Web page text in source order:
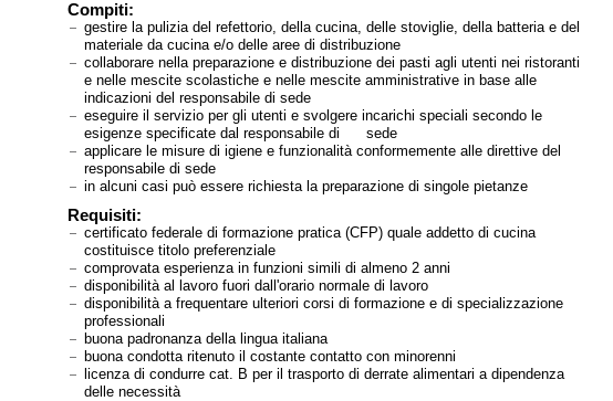
Compiti:
gestire la pulizia del refettorio, della cucina, delle stoviglie, della batteria e del
materiale da cucina e/o delle aree di distribuzione
collaborare nella preparazione e distribuzione dei pasti agli utenti nei ristoranti
e nelle mescite scolastiche e nelle mescite amministrative in base alle
indicazioni del responsabile di sede
eseguire il servizio per gli utenti e svolgere incarichi speciali secondo le
esigenze specificate dal responsabile di sede
applicare le misure di igiene e funzionalità conformemente alle direttive del
responsabile di sede
in alcuni casi può essere richiesta la preparazione di singole pietanze
Requisiti:
certificato federale di formazione pratica (CFP) quale addetto di cucina
costituisce titolo preferenziale
comprovata esperienza in funzioni simili di almeno 2 anni
disponibilità al lavoro fuori dall'orario normale di lavoro
disponibilità a frequentare ulteriori corsi di formazione e di specializzazione
professionali
buona padronanza della lingua italiana
buona condotta ritenuto il costante contatto con minorenni
licenza di condurre cat. B per il trasporto di derrate alimentari a dipendenza
delle necessità